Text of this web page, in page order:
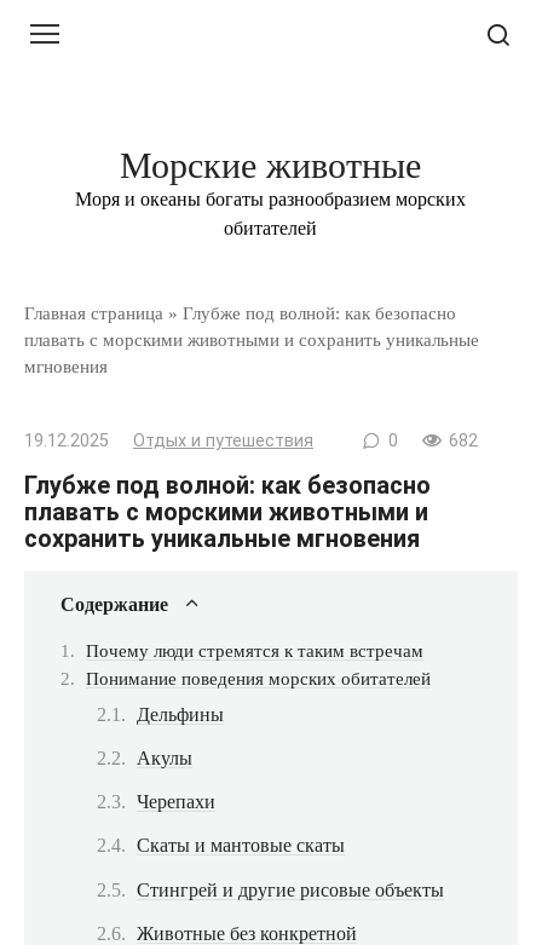
Морские животные
Моря и океаны богаты разнообразием морских
обитателей
Главная страница » Глубже под волной: как безопасно
плавать с морскими животными и сохранить уникальные
мгновения
19.12.2025 Отдых и путешествия 0 682
Глубже под волной: как безопасно
плавать с морскими животными и
сохранить уникальные мгновения
Содержание
Почему люди стремятся к таким встречам
Понимание поведения морских обитателей
Дельфины
Акулы
Черепахи
Скаты и мантовые скаты
Стингрей и другие рисовые объекты
Животные без конкретной